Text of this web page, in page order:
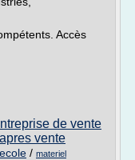
Accès
de vente
vente
/ materiel